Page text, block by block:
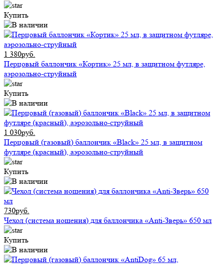
Купить
1 380руб.
Перцовый баллончик «Кортик» 25 мл, в защитном футляре,
аэрозольно-струйный
Купить
1 030руб.
Перцовый (газовый) баллончик «Black» 25 мл, в защитном
футляре (красный), аэрозольно-струйный
Купить
730руб.
Чехол (система ношения) для баллончика «Anti-Зверь» 650 мл
Купить